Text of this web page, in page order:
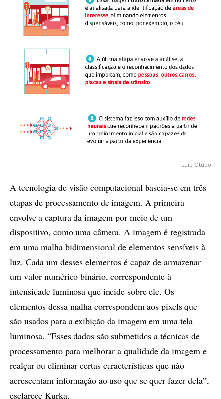
Fabio Otubo
A tecnologia de visão computacional baseia-se em três
etapas de processamento de imagem. A primeira
envolve a captura da imagem por meio de um
dispositivo, como uma câmera. A imagem é registrada
em uma malha bidimensional de elementos sensíveis à
luz. Cada um desses elementos é capaz de armazenar
um valor numérico binário, correspondente à
intensidade luminosa que incide sobre ele. Os
elementos dessa malha correspondem aos pixels que
são usados para a exibição da imagem em uma tela
luminosa. “Esses dados são submetidos a técnicas de
processamento para melhorar a qualidade da imagem e
realçar ou eliminar certas características que não
acrescentam informação ao uso que se quer fazer dela”,
esclarece Kurka.